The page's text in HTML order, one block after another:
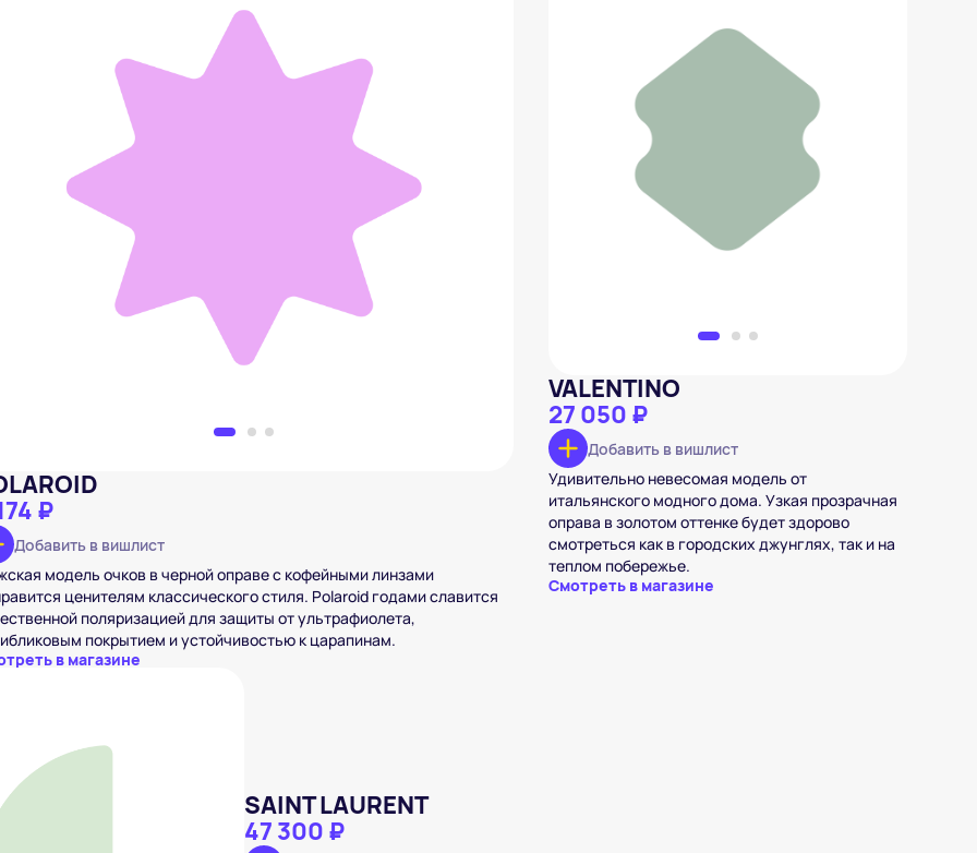
₽
Добавить в вишлист
модель очков в черной оправе с кофейными линзами
ценителям классического стиля. Polaroid годами славится
поляризацией для защиты от ультрафиолета,
покрытием и устойчивостью к царапинам.
в магазине
VALENTINO
27 050 ₽
Добавить в вишлист
Удивительно невесомая модель от
итальянского модного дома. Узкая прозрачная
оправа в золотом оттенке будет здорово
смотреться как в городских джунглях, так и на
теплом побережье.
Смотреть в магазине
SAINT LAURENT
47 300 ₽